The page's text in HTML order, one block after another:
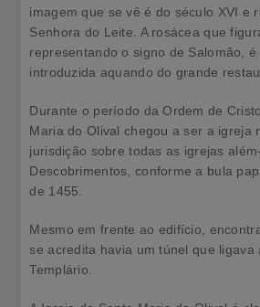
imagem que se vê é do século XVI e
Senhora do Leite. A rosácea que
representando o signo de Salomão, é
introduzida aquando do grande
Durante o período da Ordem de
Maria do Olival chegou a ser a igreja
jurisdição sobre todas as igrejas
Descobrimentos, conforme a bula
de 1455.
Mesmo em frente ao edifício,
se acredita havia um túnel que ligava
Templário.